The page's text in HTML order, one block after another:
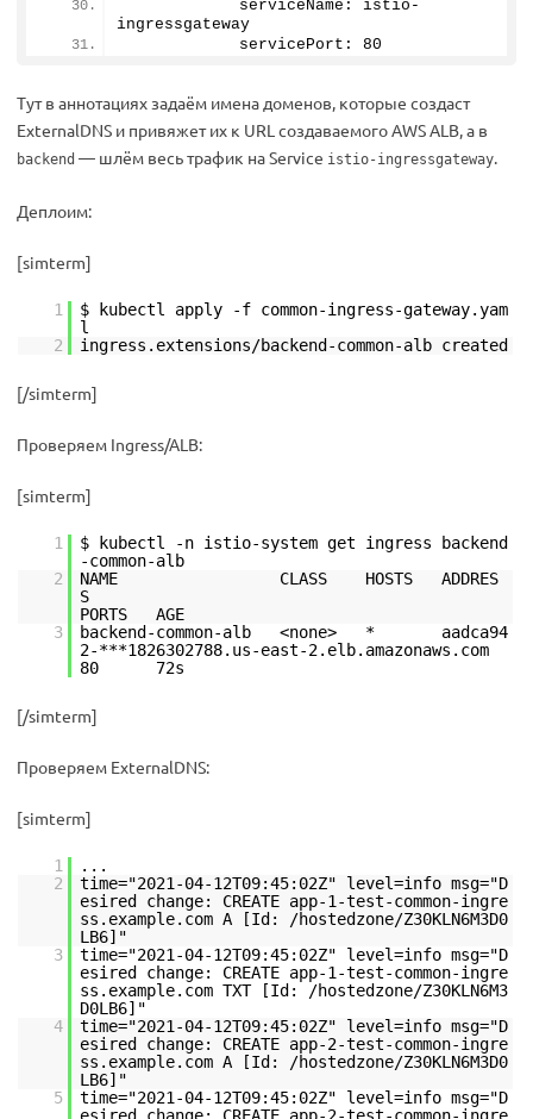
            serviceName: istio-
ingressgateway
            servicePort:
80
Тут в аннотациях задаём имена доменов, которые создаст
ExternalDNS и привяжет их к URL создаваемого AWS ALB, а в
backend — шлём весь трафик на Service istio-ingressgateway.
Деплоим:
[simterm]
1
$ kubectl apply -f common-ingress-gateway.yam
l
2
ingress.extensions/backend-common-alb created
[/simterm]
Проверяем Ingress/ALB:
[simterm]
1
$ kubectl -n istio-system get ingress backend
-common-alb
2
NAME CLASS HOSTS ADDRES
S
PORTS AGE
3
backend-common-alb <none> * aadca94
2-***1826302788.us-east-2.elb.amazonaws.com
80 72s
[/simterm]
Проверяем ExternalDNS:
[simterm]
1
...
2
time="2021-04-12T09:45:02Z" level=info msg="D
esired change: CREATE app-1-test-common-ingre
ss.example.com A [Id: /hostedzone/Z30KLN6M3D0
LB6]"
3
time="2021-04-12T09:45:02Z" level=info msg="D
esired change: CREATE app-1-test-common-ingre
ss.example.com TXT [Id: /hostedzone/Z30KLN6M3
D0LB6]"
4
time="2021-04-12T09:45:02Z" level=info msg="D
esired change: CREATE app-2-test-common-ingre
ss.example.com A [Id: /hostedzone/Z30KLN6M3D0
LB6]"
5
time="2021-04-12T09:45:02Z" level=info msg="D